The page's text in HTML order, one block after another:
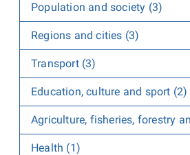
Population and society (3)
Regions and cities (3)
Transport (3)
Education, culture and sport (2)
Agriculture, fisheries, forestry
Health (1)